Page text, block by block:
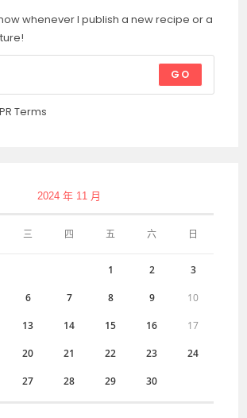
whenever I publish a new recipe or a
GO
Terms
2024 年 11 月
三 四 五 六 日
1 2 3
6 7 8 9 10
13 14 15 16 17
20 21 22 23 24
27 28 29 30